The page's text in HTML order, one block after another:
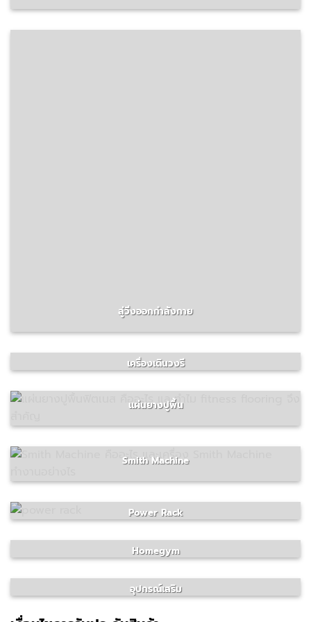
ลู่วิ่งออกกำลังกาย
เครื่องเดินวงรี
แผ่นยางปูพื้น
Smith Machine
Power Rack
Homegym
อุปกรณ์เสริม